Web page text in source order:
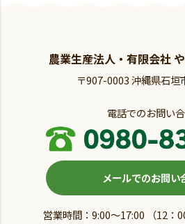
農業生産法人・有限会社
〒907-0003 沖縄県石垣
電話でのお問い
メールでのお問い
営業時間：9:00～17:00 （12：